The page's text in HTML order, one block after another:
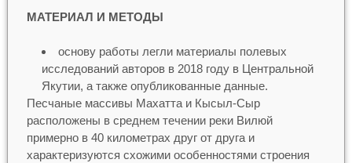
МАТЕРИАЛ И МЕТОДЫ
основу работы легли материалы полевых
исследований авторов в 2018 году в Центральной
Якутии, а также опубликованные данные.
Песчаные массивы Махатта и Кысыл-Сыр
расположены в среднем течении реки Вилюй
примерно в 40 километрах друг от друга и
характеризуются схожими особенностями строения